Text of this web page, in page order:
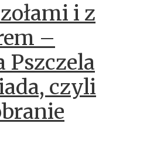
i z
–
Pszczela
czyli